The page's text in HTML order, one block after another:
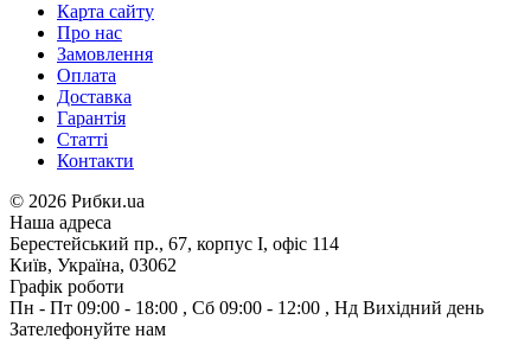
Карта сайту
Про нас
Замовлення
Оплата
Доставка
Гарантія
Статті
Контакти
© 2026 Рибки.ua
Наша адреса
Берестейський пр., 67, корпус І, офіс 114
Київ, Україна, 03062
Графік роботи
Пн - Пт 09:00 - 18:00 , Сб 09:00 - 12:00 , Нд Вихідний день
Зателефонуйте нам